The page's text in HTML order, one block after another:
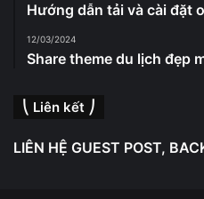
Hướng dẫn tải và cài đặt
12/03/2024
Share theme du lịch đẹp
⎝ Liên kết ⎠
LIÊN HỆ GUEST POST,